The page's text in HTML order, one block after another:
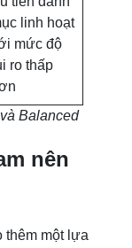
linh hoạt
mức độ
ro thấp
Balanced
nên
thêm một lựa